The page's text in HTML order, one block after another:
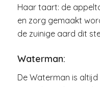
Haar taart: de
en zorg gemaakt
de zuinige aard dit
Waterman:
De Waterman is